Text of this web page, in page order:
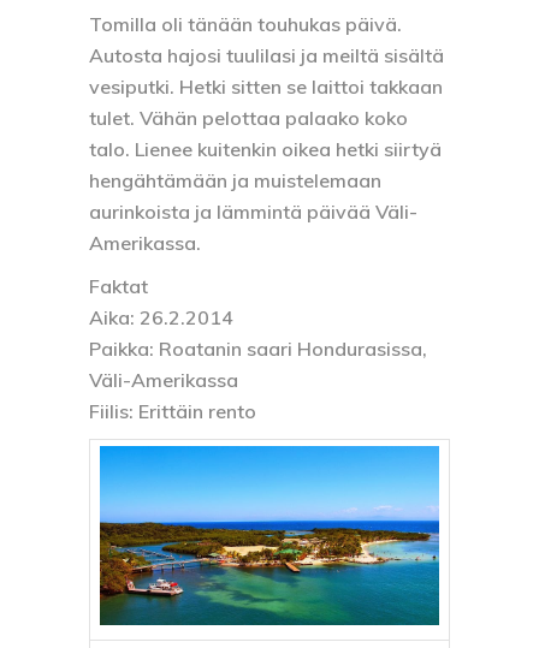
Tomilla oli tänään touhukas päivä.
Autosta hajosi tuulilasi ja meiltä sisältä
vesiputki. Hetki sitten se laittoi takkaan
tulet. Vähän pelottaa palaako koko
talo. Lienee kuitenkin oikea hetki siirtyä
hengähtämään ja muistelemaan
aurinkoista ja lämmintä päivää Väli-
Amerikassa.
Faktat
Aika: 26.2.2014
Paikka: Roatanin saari Hondurasissa,
Väli-Amerikassa
Fiilis: Erittäin rento